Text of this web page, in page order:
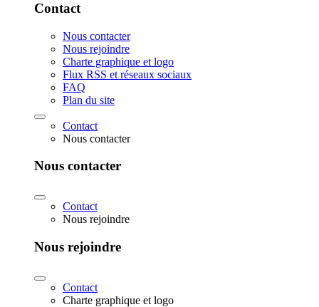
Contact
Nous contacter
Nous rejoindre
Charte graphique et logo
Flux RSS et réseaux sociaux
FAQ
Plan du site
Contact
Nous contacter
Nous contacter
Contact
Nous rejoindre
Nous rejoindre
Contact
Charte graphique et logo